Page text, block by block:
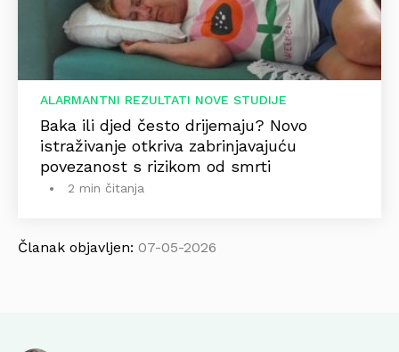
ALARMANTNI REZULTATI NOVE STUDIJE
Baka ili djed često drijemaju? Novo
istraživanje otkriva zabrinjavajuću
povezanost s rizikom od smrti
2 min čitanja
Članak objavljen: 07-05-2026